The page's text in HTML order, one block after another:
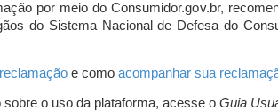
por meio do Consumidor.gov.br,
do Sistema Nacional de Defesa do
e como acompanhar sua
o uso da plataforma, acesse o Guia